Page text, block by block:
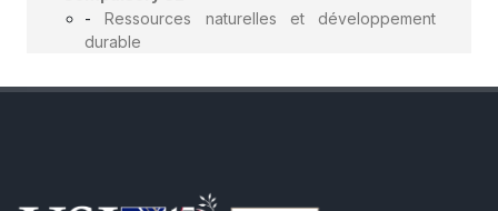
-Ressources naturelles et développement
durable